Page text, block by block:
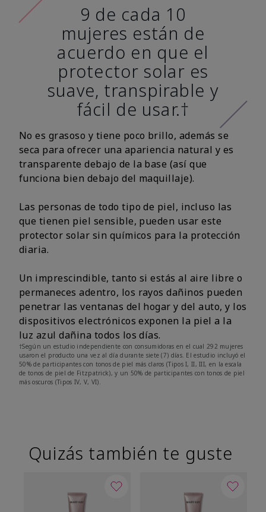
9 de cada 10
mujeres están de
acuerdo en que el
protector solar es
suave, transpirable y
fácil de usar.†
No es grasoso y tiene poco brillo, además se
seca para ofrecer una apariencia natural y es
transparente debajo de la base (así que
funciona bien debajo del maquillaje).
Las personas de todo tipo de piel, incluso las
que tienen piel sensible, pueden usar este
protector solar sin químicos para la protección
diaria.
Un imprescindible, tanto si estás al aire libre o
permaneces adentro, los rayos dañinos pueden
penetrar las ventanas del hogar y del auto, y los
dispositivos electrónicos exponen la piel a la
luz azul dañina todos los días.
†Según un estudio independiente con consumidoras en el cual 292 mujeres
usaron el producto una vez al día durante siete (7) días. El estudio incluyó el
50% de participantes con tonos de piel más claros (Tipos I, II, III, en la escala
de tonos de piel de Fitzpatrick), y un 50% de participantes con tonos de piel
más oscuros (Tipos IV, V, VI).
Quizás también te guste